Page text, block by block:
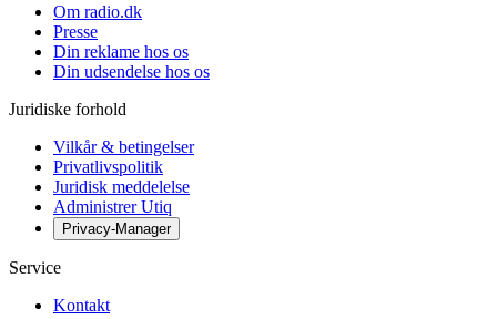
Om radio.dk
Presse
Din reklame hos os
Din udsendelse hos os
Juridiske forhold
Vilkår & betingelser
Privatlivspolitik
Juridisk meddelelse
Administrer Utiq
Privacy-Manager
Service
Kontakt